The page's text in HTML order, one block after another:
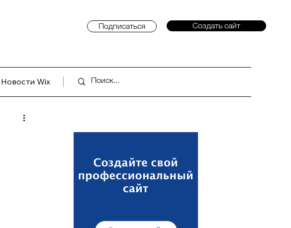
Подписаться Создать сайт
Новости Wix